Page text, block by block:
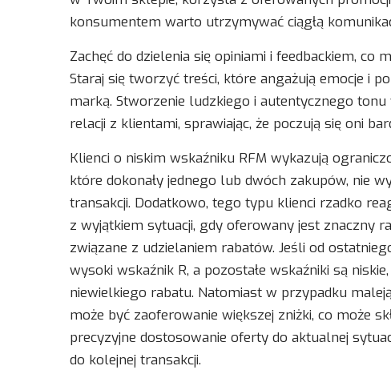
konsumentem warto utrzymywać ciągłą
Zachęć do dzielenia się opiniami i feedbackiem, co
Staraj się tworzyć treści, które angażują emocje i
marką. Stworzenie ludzkiego i autentycznego
relacji z klientami, sprawiając, że poczują się oni
Klienci o niskim wskaźniku RFM wykazują
które dokonały jednego lub dwóch zakupów, nie
transakcji. Dodatkowo, tego typu klienci rzadko
z wyjątkiem sytuacji, gdy oferowany jest znaczny
związane z udzielaniem rabatów. Jeśli od
wysoki wskaźnik R, a pozostałe wskaźniki są
niewielkiego rabatu. Natomiast w przypadku
może być zaoferowanie większej zniżki, co może
precyzyjne dostosowanie oferty do aktualnej
do kolejnej transakcji.